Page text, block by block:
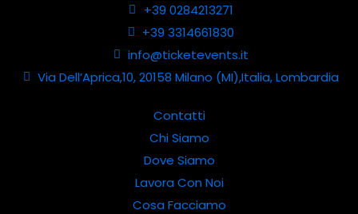
+39 0284213271
+39 3314661830
info@ticketevents.it
Via Dell’Aprica,10, 20158 Milano (MI),Italia, Lombardia
Contatti
Chi Siamo
Dove Siamo
Lavora Con Noi
Cosa Facciamo